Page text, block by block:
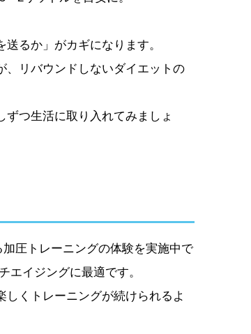
るか」がカギになります。
、リバウンドしないダイエットの
つ生活に取り入れてみましょ
圧トレーニングの体験を実施中で
エイジングに最適です。
くトレーニングが続けられるよ